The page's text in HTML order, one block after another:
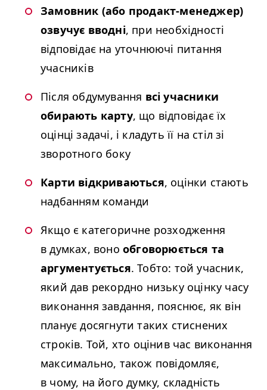
Замовник (або продакт-менеджер)
озвучує вводні, при необхідності
відповідає на уточнюючі питання
учасників
Після обдумування всі учасники
обирають карту, що відповідає їх
оцінці задачі, і кладуть її на стіл зі
зворотного боку
Карти відкриваються, оцінки стають
надбанням команди
Якщо є категоричне розходження
в думках, воно обговорюється та
аргументується. Тобто: той учасник,
який дав рекордно низьку оцінку часу
виконання завдання, пояснює, як він
планує досягнути таких стиснених
строків. Той, хто оцінив час виконання
максимально, також повідомляє,
в чому, на його думку, складність